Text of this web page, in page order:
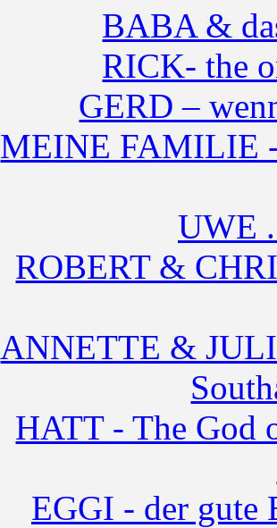
BABA &
RICK- the
GERD –
MEINE FAMILIE -
UWE
ROBERT &
ANNETTE &
HATT - The God
EGGI - der gute